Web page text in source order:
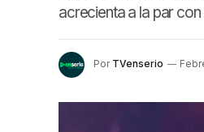
acrecienta a la par con
Por TVenserio